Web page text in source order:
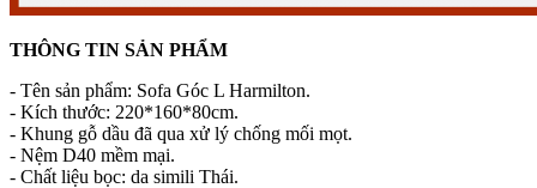
THÔNG TIN SẢN PHẨM
- Tên sản phẩm: Sofa Góc L Harmilton.
- Kích thước: 220*160*80cm.
- Khung gỗ dầu đã qua xử lý chống mối mọt.
- Nệm D40 mềm mại.
- Chất liệu bọc: da simili Thái.